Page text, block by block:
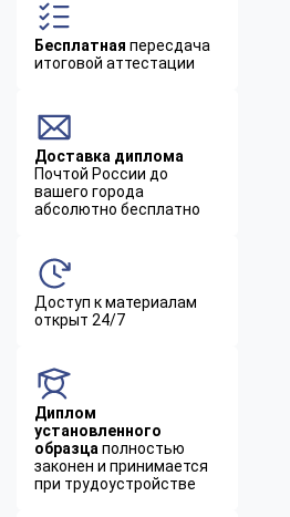
Бесплатная пересдача
итоговой аттестации
Доставка диплома
Почтой России до
вашего города
абсолютно бесплатно
Доступ к материалам
открыт 24/7
Диплом
установленного
образца полностью
законен и принимается
при трудоустройстве